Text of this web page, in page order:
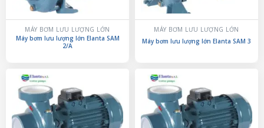
MÁY BƠM LƯU LƯỢNG LỚN
Máy bơm lưu lượng lớn Elanta SAM
2/A
MÁY BƠM LƯU LƯỢNG LỚN
Máy bơm lưu lượng lớn Elanta SAM 3